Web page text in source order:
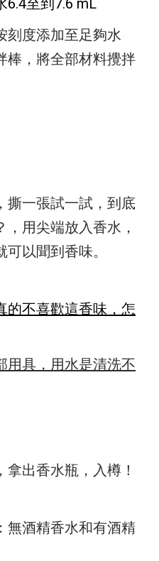
6.4至到7.6 mL
刻度添加至足夠水
棒，將全部材料攪拌
撕一張試一試，到底
用尖端放入香水，
可以聞到香味。
的不喜歡這香味，怎
用具，用水是清洗不
出香水瓶，入樽！
無酒精香水和有酒精